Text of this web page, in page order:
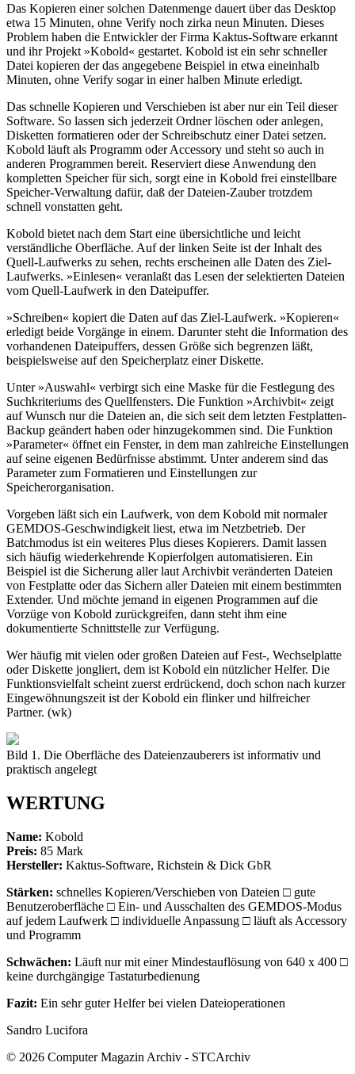
Das Kopieren einer solchen Datenmenge dauert über das Desktop
etwa 15 Minuten, ohne Verify noch zirka neun Minuten. Dieses
Problem haben die Entwickler der Firma Kaktus-Software erkannt
und ihr Projekt »Kobold« gestartet. Kobold ist ein sehr schneller
Datei kopieren der das angegebene Beispiel in etwa eineinhalb
Minuten, ohne Verify sogar in einer halben Minute erledigt.
Das schnelle Kopieren und Verschieben ist aber nur ein Teil dieser
Software. So lassen sich jederzeit Ordner löschen oder anlegen,
Disketten formatieren oder der Schreibschutz einer Datei setzen.
Kobold läuft als Programm oder Accessory und steht so auch in
anderen Programmen bereit. Reserviert diese Anwendung den
kompletten Speicher für sich, sorgt eine in Kobold frei einstellbare
Speicher-Verwaltung dafür, daß der Dateien-Zauber trotzdem
schnell vonstatten geht.
Kobold bietet nach dem Start eine übersichtliche und leicht
verständliche Oberfläche. Auf der linken Seite ist der Inhalt des
Quell-Laufwerks zu sehen, rechts erscheinen alle Daten des Ziel-
Laufwerks. »Einlesen« veranlaßt das Lesen der selektierten Dateien
vom Quell-Laufwerk in den Dateipuffer.
»Schreiben« kopiert die Daten auf das Ziel-Laufwerk. »Kopieren«
erledigt beide Vorgänge in einem. Darunter steht die Information des
vorhandenen Dateipuffers, dessen Größe sich begrenzen läßt,
beispielsweise auf den Speicherplatz einer Diskette.
Unter »Auswahl« verbirgt sich eine Maske für die Festlegung des
Suchkriteriums des Quellfensters. Die Funktion »Archivbit« zeigt
auf Wunsch nur die Dateien an, die sich seit dem letzten Festplatten-
Backup geändert haben oder hinzugekommen sind. Die Funktion
»Parameter« öffnet ein Fenster, in dem man zahlreiche Einstellungen
auf seine eigenen Bedürfnisse abstimmt. Unter anderem sind das
Parameter zum Formatieren und Einstellungen zur
Speicherorganisation.
Vorgeben läßt sich ein Laufwerk, von dem Kobold mit normaler
GEMDOS-Geschwindigkeit liest, etwa im Netzbetrieb. Der
Batchmodus ist ein weiteres Plus dieses Kopierers. Damit lassen
sich häufig wiederkehrende Kopierfolgen automatisieren. Ein
Beispiel ist die Sicherung aller laut Archivbit veränderten Dateien
von Festplatte oder das Sichern aller Dateien mit einem bestimmten
Extender. Und möchte jemand in eigenen Programmen auf die
Vorzüge von Kobold zurückgreifen, dann steht ihm eine
dokumentierte Schnittstelle zur Verfügung.
Wer häufig mit vielen oder großen Dateien auf Fest-, Wechselplatte
oder Diskette jongliert, dem ist Kobold ein nützlicher Helfer. Die
Funktionsvielfalt scheint zuerst erdrückend, doch schon nach kurzer
Eingewöhnungszeit ist der Kobold ein flinker und hilfreicher
Partner. (wk)
Bild 1. Die Oberfläche des Dateienzauberers ist informativ und
praktisch angelegt
WERTUNG
Name: Kobold
Preis: 85 Mark
Hersteller: Kaktus-Software, Richstein & Dick GbR
Stärken: schnelles Kopieren/Verschieben von Dateien □ gute
Benutzeroberfläche □ Ein- und Ausschalten des GEMDOS-Modus
auf jedem Laufwerk □ individuelle Anpassung □ läuft als Accessory
und Programm
Schwächen: Läuft nur mit einer Mindestauflösung von 640 x 400 □
keine durchgängige Tastaturbedienung
Fazit: Ein sehr guter Helfer bei vielen Dateioperationen
Sandro Lucifora
© 2026 Computer Magazin Archiv - STCArchiv